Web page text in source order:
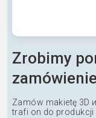
Zrobimy
zamówienie
Zamów makietę 3D
trafi on do produkcji